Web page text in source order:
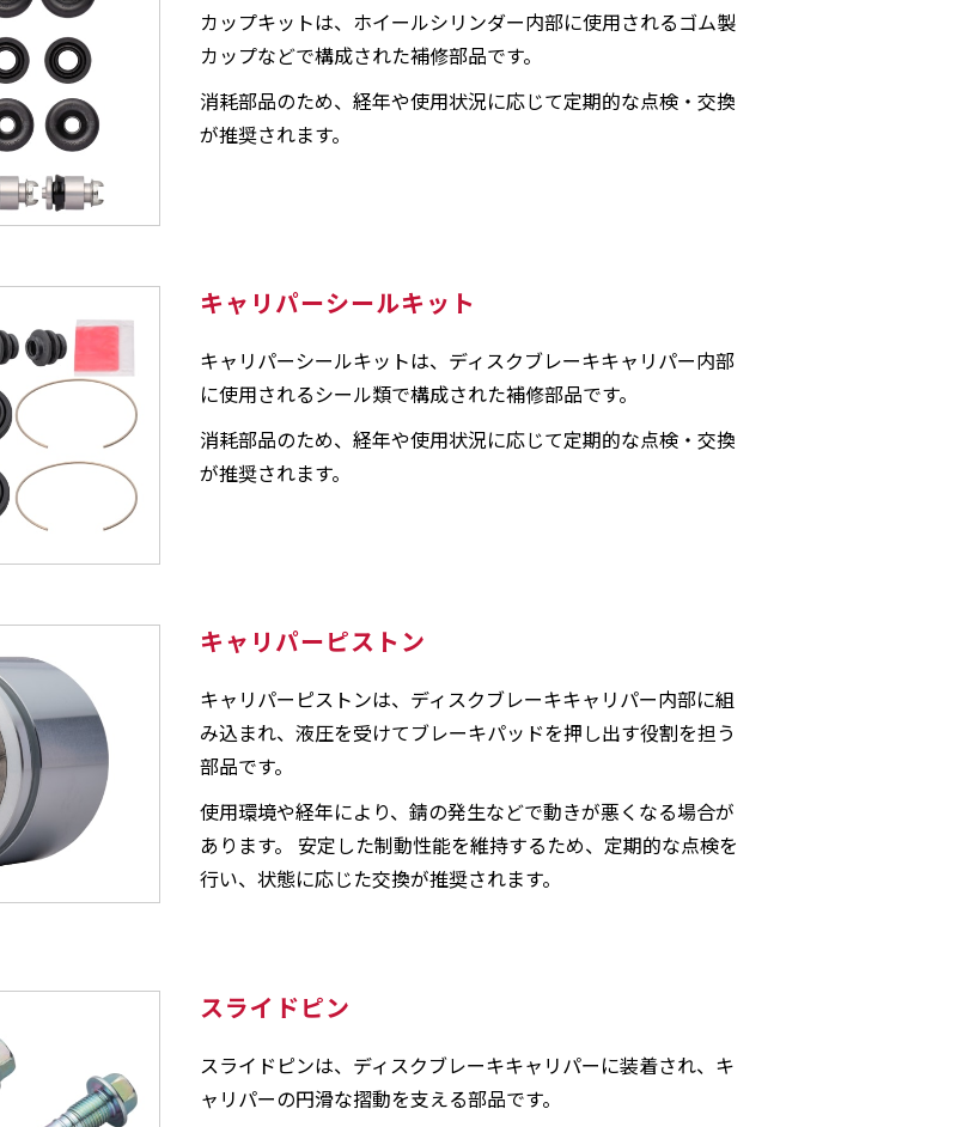
カップキットは、ホイールシリンダー内部に使用されるゴム製
カップなどで構成された補修部品です。
消耗部品のため、経年や使用状況に応じて定期的な点検・交換
が推奨されます。
キャリパーシールキット
キャリパーシールキットは、ディスクブレーキキャリパー内部
に使用されるシール類で構成された補修部品です。
消耗部品のため、経年や使用状況に応じて定期的な点検・交換
が推奨されます。
キャリパーピストン
キャリパーピストンは、ディスクブレーキキャリパー内部に組
み込まれ、液圧を受けてブレーキパッドを押し出す役割を担う
部品です。
使用環境や経年により、錆の発生などで動きが悪くなる場合が
あります。 安定した制動性能を維持するため、定期的な点検を
行い、状態に応じた交換が推奨されます。
スライドピン
スライドピンは、ディスクブレーキキャリパーに装着され、キ
ャリパーの円滑な摺動を支える部品です。